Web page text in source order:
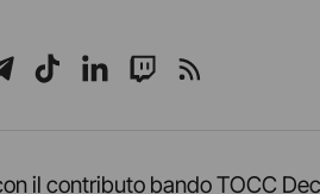
YouTube
su WhatsApp
su Telegram
Seguici su TikTok
Seguici su
Seguici su
Seguici su
il contributo bando TOCC